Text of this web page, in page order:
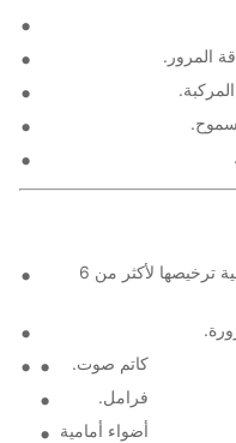
المرور.
المركبة غير مسجلة أو انتهت صلاحية ترخيصها لأكثر من 6
كاتم صوت.
فرامل.
أضواء أمامية